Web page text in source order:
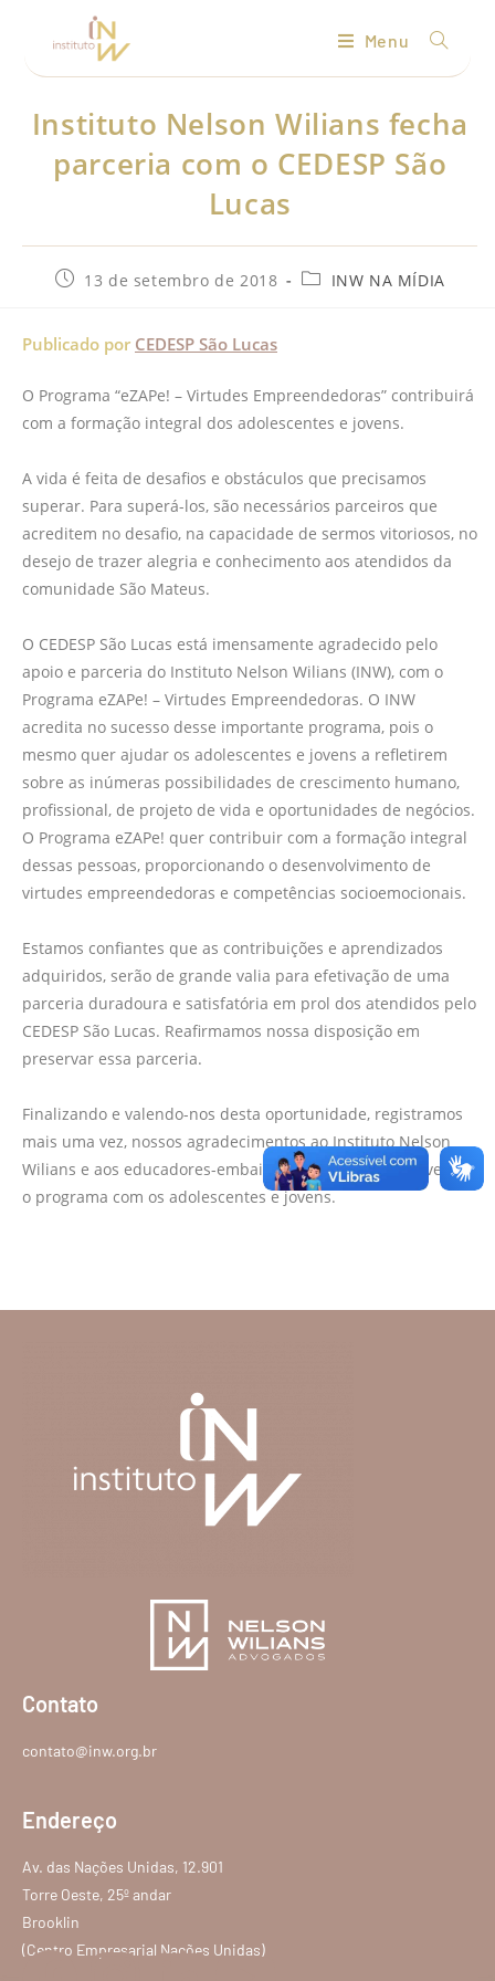
Menu
Instituto Nelson Wilians fecha
parceria com o CEDESP São
Lucas
13 de setembro de 2018 INW NA MÍDIA
Publicado por CEDESP São Lucas
O Programa “eZAPe! – Virtudes Empreendedoras” contribuirá
com a formação integral dos adolescentes e jovens.
A vida é feita de desafios e obstáculos que precisamos
superar. Para superá-los, são necessários parceiros que
acreditem no desafio, na capacidade de sermos vitoriosos, no
desejo de trazer alegria e conhecimento aos atendidos da
comunidade São Mateus.
O CEDESP São Lucas está imensamente agradecido pelo
apoio e parceria do Instituto Nelson Wilians (INW), com o
Programa eZAPe! – Virtudes Empreendedoras. O INW
acredita no sucesso desse importante programa, pois o
mesmo quer ajudar os adolescentes e jovens a refletirem
sobre as inúmeras possibilidades de crescimento humano,
profissional, de projeto de vida e oportunidades de negócios.
O Programa eZAPe! quer contribuir com a formação integral
dessas pessoas, proporcionando o desenvolvimento de
virtudes empreendedoras e competências socioemocionais.
Estamos confiantes que as contribuições e aprendizados
adquiridos, serão de grande valia para efetivação de uma
parceria duradoura e satisfatória em prol dos atendidos pelo
CEDESP São Lucas. Reafirmamos nossa disposição em
preservar essa parceria.
Finalizando e valendo-nos desta oportunidade, registramos
mais uma vez, nossos agradecimentos ao Instituto Nelson
Wilians e aos educadores-embaixadores que desenvolverão
o programa com os adolescentes e jovens.
Contato
contato@inw.org.br
Endereço
Av. das Nações Unidas, 12.901
Torre Oeste, 25º andar
Brooklin
(Centro Empresarial Nações Unidas)